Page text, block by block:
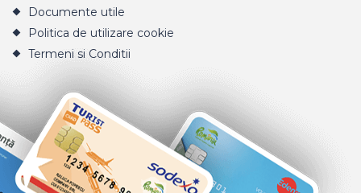
Documente utile
Politica de utilizare cookie
Termeni si Conditii